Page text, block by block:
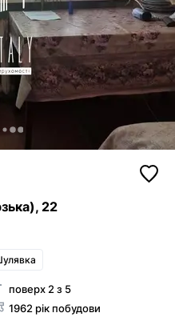
22
поверх 2 з 5
1962 рік побудови